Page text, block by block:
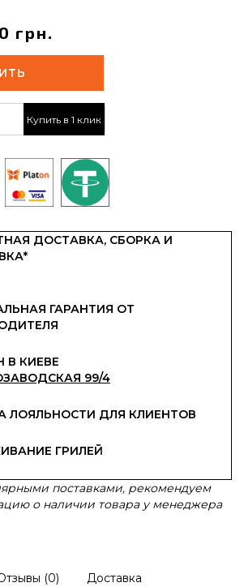
грн.
Купить в 1 клик
ДОСТАВКА, СБОРКА И
ГАРАНТИЯ ОТ
В КИЕВЕ
99/4
ЛОЯЛЬНОСТИ ДЛЯ КЛИЕНТОВ
ГРИЛЕЙ
поставками, рекомендуем
о наличии товара у менеджера
(0) Доставка